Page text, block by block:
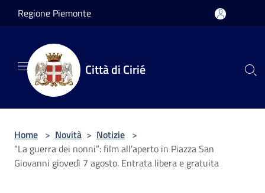
Salta al contenuto principale
Regione Piemonte
Città di Cirié
Home > Novità > Notizie >
“La guerra dei nonni”: film all’aperto in Piazza San
Giovanni giovedì 7 agosto. Entrata libera e gratuita